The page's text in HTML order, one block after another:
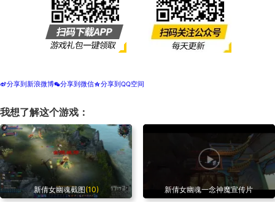
t分享到新浪微博w分享到微信z分享到QQ空间
我想了解这个游戏：
新倩女幽魂截图(10)
新倩女幽魂一念神魔宣传片